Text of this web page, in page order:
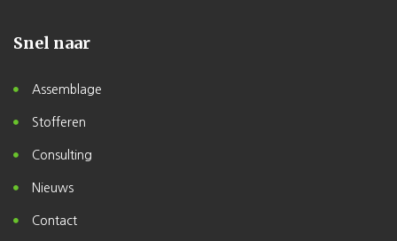
Snel naar
Assemblage
Stofferen
Consulting
Nieuws
Contact